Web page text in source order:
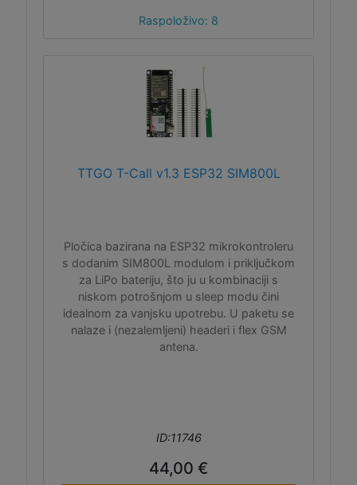
Raspoloživo: 8
TTGO T-Call v1.3 ESP32 SIM800L
Pločica bazirana na ESP32 mikrokontroleru
s dodanim SIM800L modulom i priključkom
za LiPo bateriju, što ju u kombinaciji s
niskom potrošnjom u sleep modu čini
idealnom za vanjsku upotrebu. U paketu se
nalaze i (nezalemljeni) headeri i flex GSM
antena.
ID:11746
44,00 €